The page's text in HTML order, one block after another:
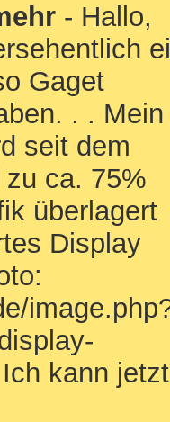
- Hallo,
Gaget
. . Mein
seit dem
ca. 75%
überlagert
Display
kann jetzt